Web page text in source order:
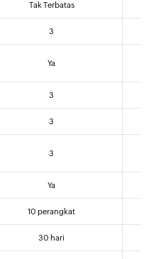
Tak Terbatas
3
Ya
3
3
3
Ya
10 perangkat
30 hari